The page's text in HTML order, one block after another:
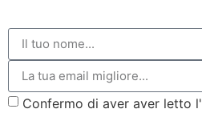
Confermo di aver aver letto l'